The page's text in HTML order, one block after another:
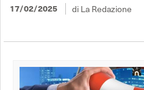
17/02/2025 di La Redazione